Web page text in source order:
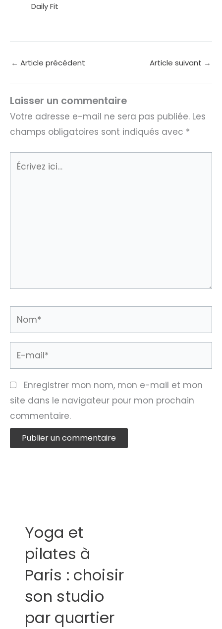
Daily Fit
← Article précédent Article suivant →
Laisser un commentaire
Votre adresse e-mail ne sera pas publiée. Les
champs obligatoires sont indiqués avec *
Écrivez
Nom*
E-
Enregistrer mon nom, mon e-mail et mon
site dans le navigateur pour mon prochain
commentaire.
Yoga et
pilates à
Paris : choisir
son studio
par quartier